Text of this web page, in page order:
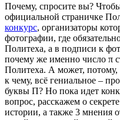
Почему, спросите вы?
официальной страничке
конкурс, организаторы
фотографии, где
Политеха, а в подписи к
почему же именно число π
Политеха. А может, потому,
к чему, всё гениальное –
буквы П? Но пока идет
вопрос, расскажем о
истории, а также 3 мнения